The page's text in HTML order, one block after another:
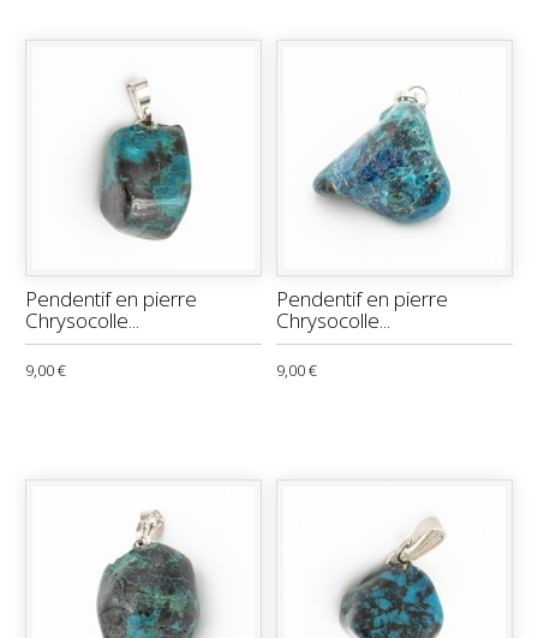
Pendentif en pierre
Chrysocolle...
9,00 €
Pendentif en pierre
Chrysocolle...
9,00 €